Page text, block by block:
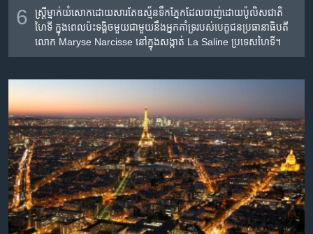
6
ស្រ្តី​ម្នាក់​យំសោក​ដោយ​សារ​តែ​ឧស្ម័ន​ទឹក​ភ្នែក​ដែល​បាញ់​ដោយ​ប៉ូលិស​ជាតិ​
ហៃទី ក្នុង​ពេល​ប៉ះទង្គិច​មួយ​ជាមួយ​នឹង​អ្នក​គាំទ្រ​របស់​បេក្ខជន​ប្រធានាធិបតី​
លោក Maryse Narcisse នៅ​ក្នុង​សង្កាត់ La Saline ប្រទេស​ហៃទី។